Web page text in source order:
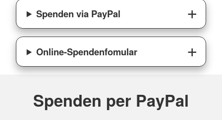
Spenden via PayPal
Online-Spendenfomular
Spenden per PayPal